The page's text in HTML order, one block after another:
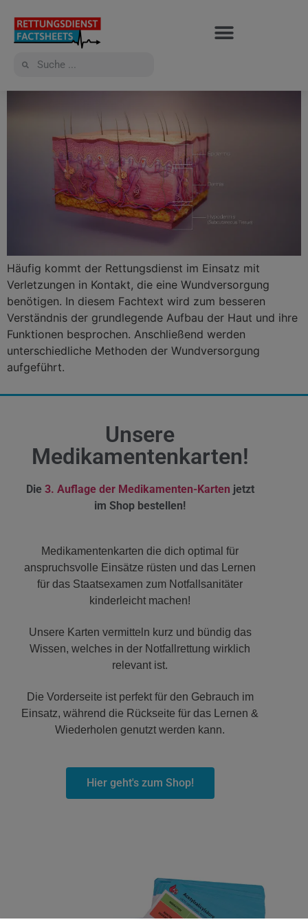
Häufig kommt der Rettungsdienst im Einsatz mit
Verletzungen in Kontakt, die eine Wundversorgung
benötigen. In diesem Fachtext wird zum besseren
Verständnis der grundlegende Aufbau der Haut und ihre
Funktionen besprochen. Anschließend werden
unterschiedliche Methoden der Wundversorgung
aufgeführt.
Unsere
Medikamentenkarten!
Die 3. Auflage der Medikamenten-Karten jetzt
im Shop bestellen!
Medikamentenkarten die dich optimal für
anspruchsvolle Einsätze rüsten und das Lernen
für das Staatsexamen zum Notfallsanitäter
kinderleicht machen!
Unsere Karten vermitteln kurz und bündig das
Wissen, welches in der Notfallrettung wirklich
relevant ist.
Die Vorderseite ist perfekt für den Gebrauch im
Einsatz, während die Rückseite für das Lernen &
Wiederholen genutzt werden kann.
Hier geht's zum Shop!